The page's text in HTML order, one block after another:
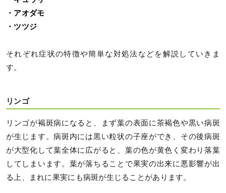
・アオダモ
・ツツジ
それぞれ症状の特徴や簡単な対処法などを解説していきま
す。
リンゴ
リンゴが褐斑病になると、まず葉の表面に茶褐色や黒い病斑
が生じます。病斑内には黒い粒状の子座ができ、その後病斑
が大型化して葉全体に広がると、葉の色が黄色く変わり落葉
してしまいます。葉が落ちることで果実の出来に悪影響が出
る上、まれに果実にも病斑が生じることがあります。